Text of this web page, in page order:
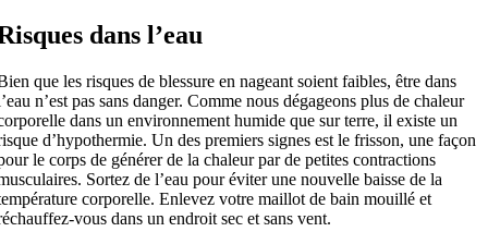
dans l’eau
que les risques de blessure en nageant soient faibles, être dans
n’est pas sans danger. Comme nous dégageons plus de chaleur
dans un environnement humide que sur terre, il existe un
d’hypothermie. Un des premiers signes est le frisson, une façon
le corps de générer de la chaleur par de petites contractions
Sortez de l’eau pour éviter une nouvelle baisse de la
corporelle. Enlevez votre maillot de bain mouillé et
vous dans un endroit sec et sans vent.